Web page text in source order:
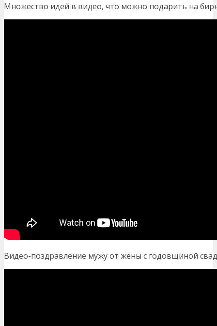
Множество идей в видео, что можно подарить на
Видео-поздравление мужу от жены с годовщиной